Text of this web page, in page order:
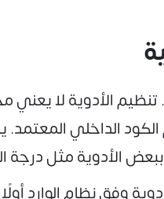
الأدوية لا
الداخلي
الأدوية مثل درجة
نظام الوارد أولًا